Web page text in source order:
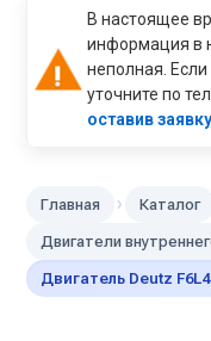
В настоящее
информация в
неполная.
уточните по
оставив заявку
Главная › Каталог
Двигатели
Двигатель Deutz